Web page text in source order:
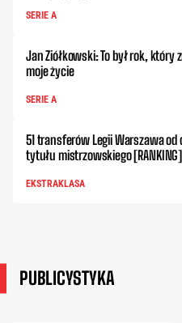
SERIE A
Jan Ziółkowski: To był rok, który
moje życie
SERIE A
51 transferów Legii Warszawa od
tytułu mistrzowskiego [RANKING]
EKSTRAKLASA
PUBLICYSTYKA